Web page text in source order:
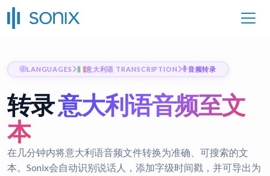
LANGUAGES 意大利语 TRANSCRIPTION 音频转录
转录意大利语音频至文
本
在几分钟内将意大利语音频文件转换为准确、可搜索的文
本。Sonix会自动识别说话人，添加字级时间戳，并可导出为